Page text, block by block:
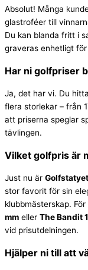
Absolut! Många
glastroféer till
Du kan blanda fritt i
graveras enhetligt
Har ni golfpriser
Ja, det har vi. Du
flera storlekar – från
att priserna speglar
tävlingen.
Vilket golfpris är
Just nu är
stor favorit för sin
klubbmästerskap.
mm eller The Bandit
vid prisutdelningen.
Hjälper ni till att